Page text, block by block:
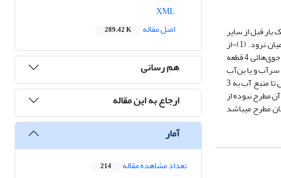
قبل‌ از سایر
گروههای هم‌آب برای مدت 24 ساعت آب را در اراضی زیر کشت خود رها میکنند و این کار برای آنست که محصولات زراعی گروهی که آخرین نوبت آبیاری را دارد از میان‌ نرود. (1)-از
شیوه‌های آبیاری در روستاها طریقه سطحی آن متداول است باین ترتیب که آب‌ روی مزرعه رها میکنند بسته باینکه آب تمام سطح خاک مزرعه را فرا گیرد با اینکه در جوی‌هائی 4 قطعه
اراضی واقع‌ در سرآب و یا بن‌آب
به یکسان میان آنان توزیع نشده بعبارت دیگر مقداری از زمین‌های‌ واقع در سرآب بعلت دوری به منبع آب نامرغوب است علاوه بر این مقداری از این اراضی‌ فاصله‌اش تا منبع آب به 3
آن مطرح نبوده‌ از
مطرح میباشد
اصل مقاله
289.42 K
هم رسانی
ارجاع به این مقاله
آمار
تعداد مشاهده مقاله 214